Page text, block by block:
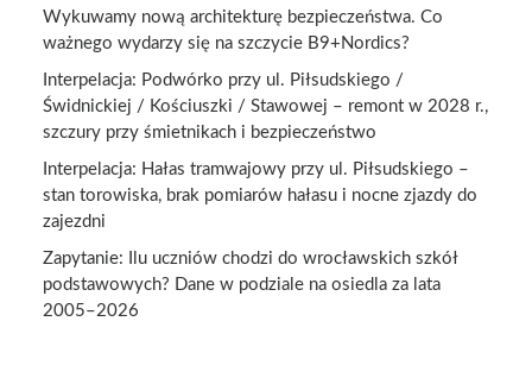
Wykuwamy nową architekturę bezpieczeństwa. Co
ważnego wydarzy się na szczycie B9+Nordics?
Interpelacja: Podwórko przy ul. Piłsudskiego /
Świdnickiej / Kościuszki / Stawowej – remont w 2028 r.,
szczury przy śmietnikach i bezpieczeństwo
Interpelacja: Hałas tramwajowy przy ul. Piłsudskiego –
stan torowiska, brak pomiarów hałasu i nocne zjazdy do
zajezdni
Zapytanie: Ilu uczniów chodzi do wrocławskich szkół
podstawowych? Dane w podziale na osiedla za lata
2005–2026